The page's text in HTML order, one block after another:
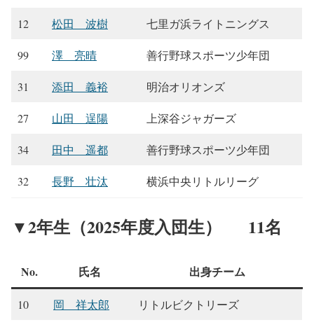
12 松田 波樹 七里ガ浜ライトニングス
99 澤 亮晴 善行野球スポーツ少年団
31 添田 義裕 明治オリオンズ
27 山田 逞陽 上深谷ジャガーズ
34 田中 遥都 善行野球スポーツ少年団
32 長野 壮汰 横浜中央リトルリーグ
▼2年生（2025年度入団生） 11名
No. 氏名 出身チーム
10 岡 祥太郎 リトルビクトリーズ